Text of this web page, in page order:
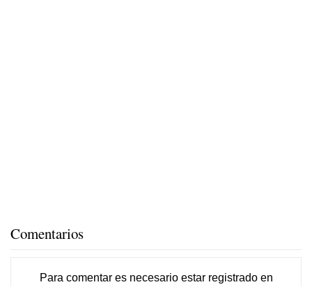
Comentarios
Para comentar es necesario estar registradoen